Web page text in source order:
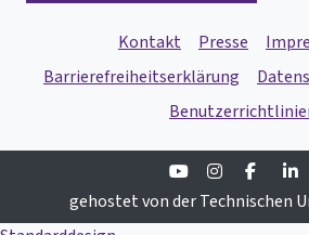
Kontakt Presse
Barrierefreiheitserklärung
Youtube
gehostet von der Technischen